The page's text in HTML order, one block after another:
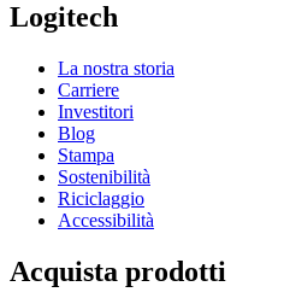
Logitech
La nostra storia
Carriere
Investitori
Blog
Stampa
Sostenibilità
Riciclaggio
Accessibilità
Acquista prodotti